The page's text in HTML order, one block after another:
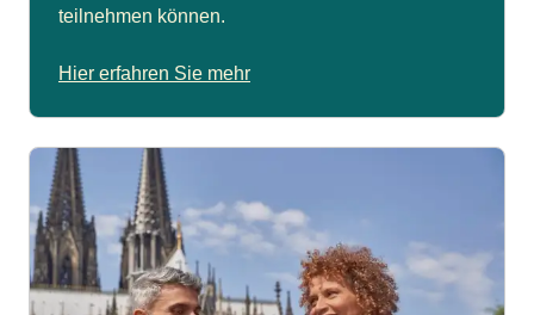
teilnehmen können.
Hier erfahren Sie mehr